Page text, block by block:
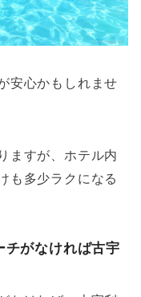
安心かもしれませ
ますが、ホテル内
も多少ラクになる
チがなければ古宇